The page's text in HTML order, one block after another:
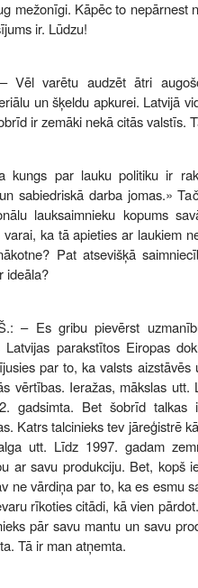
mežonīgi. Kāpēc to nepārnest
ir. Lūdzu!
Vēl varētu audzēt ātri
un šķeldu apkurei. Latvijā
ir zemāki nekā citās valstīs.
kungs par lauku politiku ir
sabiedriskā darba jomas.»
lauksaimnieku kopums
ka tā apieties ar laukiem
Pat atsevišķā
ideāla?
– Es gribu pievērst
Latvijas parakstītos Eiropas
par to, ka valsts aizstāvēs
vērtības. Ieražas, mākslas utt.
gadsimta. Bet šobrīd talkas
Katrs talcinieks tev jāreģistrē
utt. Līdz 1997. gadam
ar savu produkciju. Bet, kopš
ne vārdiņa par to, ka es esmu
rīkoties citādi, kā vien
pār savu mantu un savu
Tā ir man atņemta.